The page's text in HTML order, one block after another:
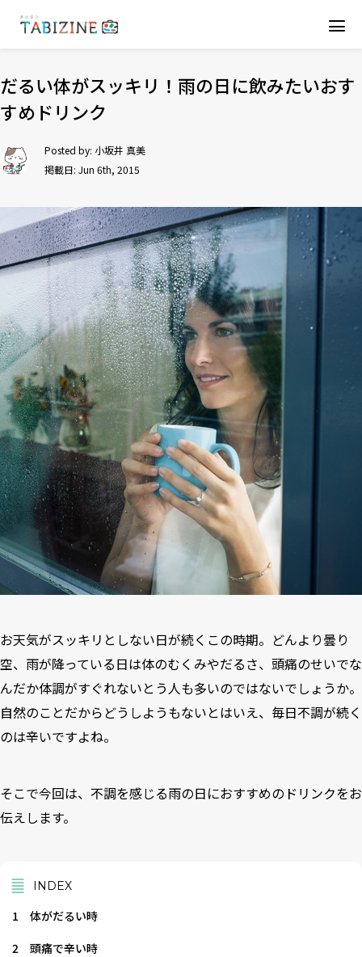
だるい体がスッキリ！雨の日に飲みたいおす
すめドリンク
Posted by: 小坂井 真美
掲載日: Jun 6th, 2015
お天気がスッキリとしない日が続くこの時期。どんより曇り
空、雨が降っている日は体のむくみやだるさ、頭痛のせいでな
んだか体調がすぐれないとう人も多いのではないでしょうか。
自然のことだからどうしようもないとはいえ、毎日不調が続く
のは辛いですよね。
そこで今回は、不調を感じる雨の日におすすめのドリンクをお
伝えします。
INDEX
1
体がだるい時
2
頭痛で辛い時